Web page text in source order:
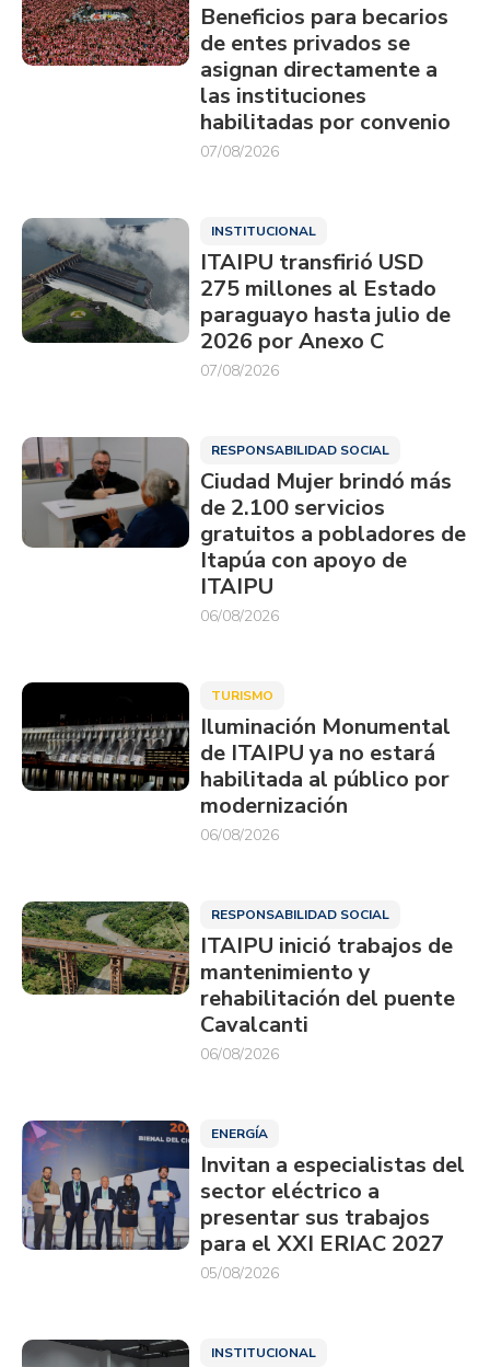
Beneficios para becarios
de entes privados se
asignan directamente a
las instituciones
habilitadas por convenio
07/08/2026
INSTITUCIONAL
ITAIPU transfirió USD
275 millones al Estado
paraguayo hasta julio de
2026 por Anexo C
07/08/2026
RESPONSABILIDAD SOCIAL
Ciudad Mujer brindó más
de 2.100 servicios
gratuitos a pobladores de
Itapúa con apoyo de
ITAIPU
06/08/2026
TURISMO
Iluminación Monumental
de ITAIPU ya no estará
habilitada al público por
modernización
06/08/2026
RESPONSABILIDAD SOCIAL
ITAIPU inició trabajos de
mantenimiento y
rehabilitación del puente
Cavalcanti
06/08/2026
ENERGÍA
Invitan a especialistas del
sector eléctrico a
presentar sus trabajos
para el XXI ERIAC 2027
05/08/2026
INSTITUCIONAL